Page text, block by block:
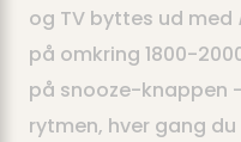
og TV byttes ud med
på omkring 1800-
på snooze-knappen
rytmen, hver gang